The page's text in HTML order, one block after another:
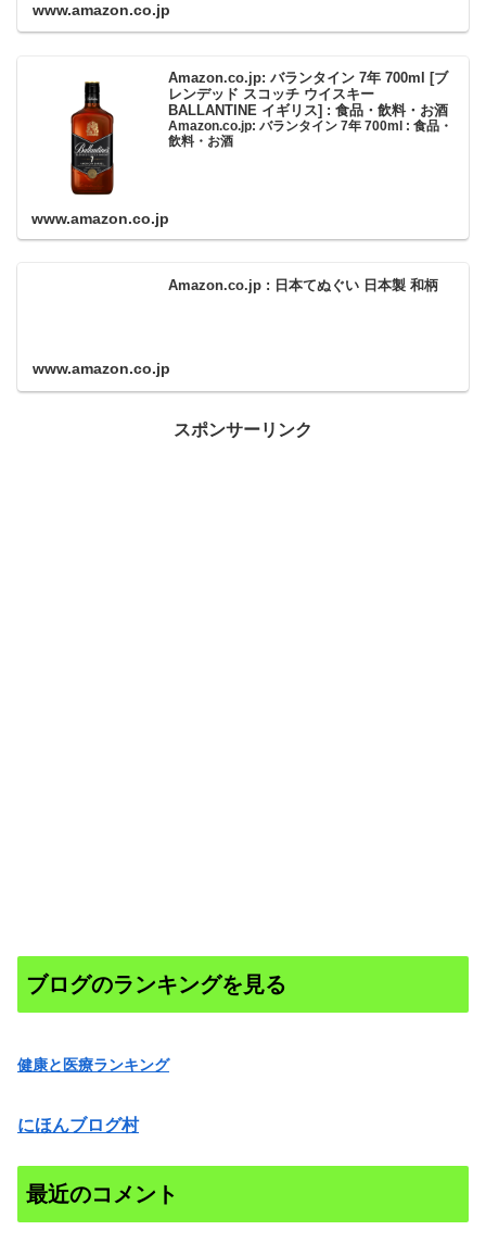
www.amazon.co.jp
Amazon.co.jp: バランタイン 7年 700ml [ブ
レンデッド スコッチ ウイスキー
BALLANTINE イギリス] : 食品・飲料・お酒
Amazon.co.jp: バランタイン 7年 700ml : 食品・
飲料・お酒
www.amazon.co.jp
Amazon.co.jp : 日本てぬぐい 日本製 和柄
www.amazon.co.jp
スポンサーリンク
ブログのランキングを見る
健康と医療ランキング
にほんブログ村
最近のコメント